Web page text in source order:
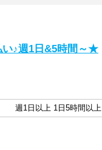
い♪週1日&5時間～★
週1日以上 1日5時間以上